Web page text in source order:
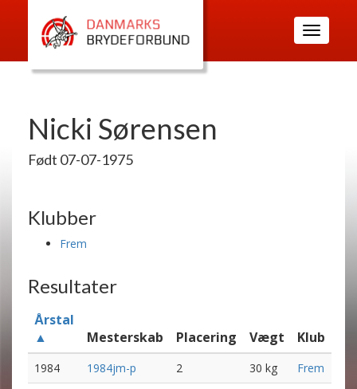
Toggle
navigation
Nicki Sørensen
Født 07-07-1975
Klubber
Frem
Resultater
Årstal
▲
Mesterskab Placering Vægt Klub
1984 1984jm-p 2 30 kg
Frem